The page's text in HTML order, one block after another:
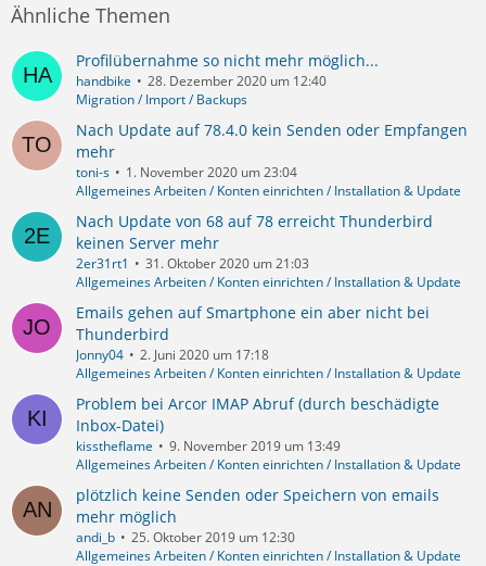
Ähnliche Themen
Profilübernahme so nicht mehr möglich...
handbike
28. Dezember 2020 um 12:40
Migration / Import / Backups
Nach Update auf 78.4.0 kein Senden oder Empfangen
mehr
toni-s
1. November 2020 um 23:04
Allgemeines Arbeiten / Konten einrichten / Installation & Update
Nach Update von 68 auf 78 erreicht Thunderbird
keinen Server mehr
2er31rt1
31. Oktober 2020 um 21:03
Allgemeines Arbeiten / Konten einrichten / Installation & Update
Emails gehen auf Smartphone ein aber nicht bei
Thunderbird
Jonny04
2. Juni 2020 um 17:18
Allgemeines Arbeiten / Konten einrichten / Installation & Update
Problem bei Arcor IMAP Abruf (durch beschädigte
Inbox-Datei)
kisstheflame
9. November 2019 um 13:49
Allgemeines Arbeiten / Konten einrichten / Installation & Update
plötzlich keine Senden oder Speichern von emails
mehr möglich
andi_b
25. Oktober 2019 um 12:30
Allgemeines Arbeiten / Konten einrichten / Installation & Update